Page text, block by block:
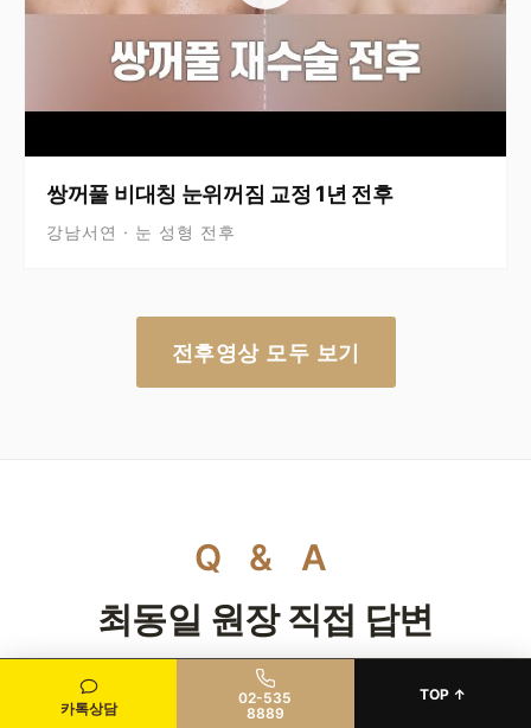
쌍꺼풀 비대칭 눈위꺼짐 교정 1년 전후
강남서연 · 눈 성형 전후
전후영상 모두 보기
Q & A
최동일 원장 직접 답변
짝눈교정에 대해 궁금한 점을 남겨 주세요.
카톡상담
02-535
8889
TOP ↑